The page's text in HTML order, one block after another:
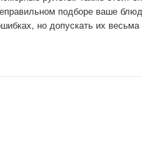
подборе ваше
но допускать их весьма